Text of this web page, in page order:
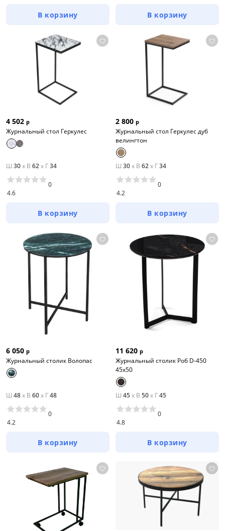
В корзину В корзину
4 502 р
Журнальный стол Геркулес
Ш 30x В 62x Г34
4.6
0
В корзину
2 800 р
Журнальный стол Геркулес дуб
велингтон
Ш 30x В 62x Г34
4.2
0
В корзину
6 050 р
Журнальный столик Волопас
Ш 48x В 60x Г48
4.2
0
В корзину
11 620 р
Журнальный столик Роб D-450
45х50
Ш 45x В 50x Г45
4.8
0
В корзину